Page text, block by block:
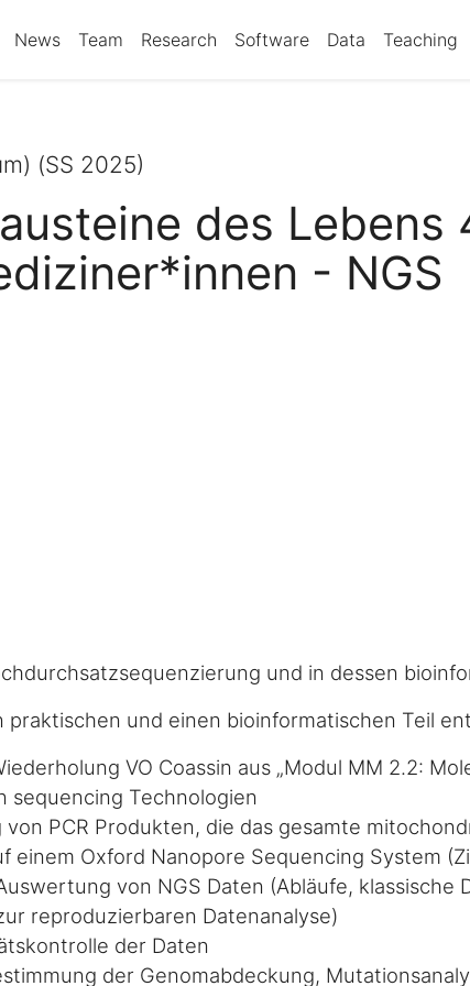
News Team Research Software Data Teaching
(SS 2025)
des Lebens
- NGS
und in dessen
praktischen und einen bioinformatischen Teil
VO Coassin aus „Modul MM 2.2:
sequencing Technologien
PCR Produkten, die das gesamte
einem Oxford Nanopore Sequencing System
von NGS Daten (Abläufe,
reproduzierbaren Datenanalyse)
der Daten
der Genomabdeckung,